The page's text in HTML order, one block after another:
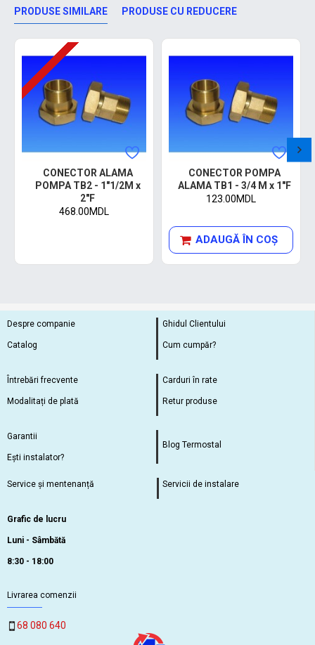
PRODUSE SIMILARE PRODUSE CU REDUCERE
CONECTOR ALAMA
POMPA TB2 - 1"1/2M x
2"F
468.00MDL
CONECTOR POMPA
ALAMA TB1 - 3/4 M x 1"F
123.00MDL
ADAUGĂ ÎN COŞ
Despre companie
Catalog
Ghidul Clientului
Cum cumpăr?
Întrebări frecvente
Modalitați de plată
Carduri în rate
Retur produse
Garantii
Ești instalator?
Blog Termostal
Service și mentenanță Servicii de instalare
Grafic de lucru
Luni - Sâmbătă
8:30 - 18:00
Livrarea comenzii
68 080 640